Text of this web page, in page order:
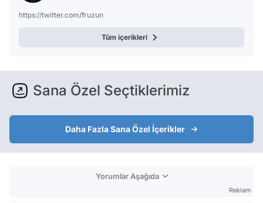
https://twitter.com/fruzun
Tüm içerikleri
Sana Özel Seçtiklerimiz
Daha Fazla Sana Özel İçerikler
Yorumlar Aşağıda
Reklam